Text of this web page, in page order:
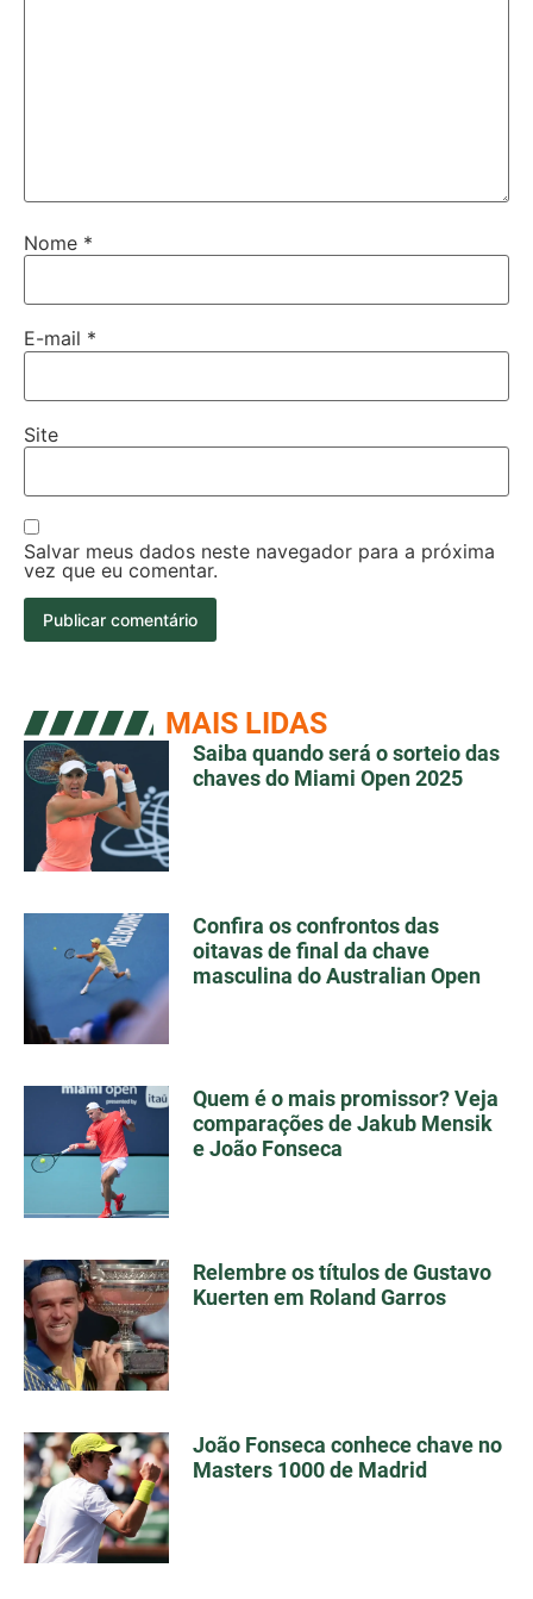
Nome *
E-mail *
Site
Salvar meus dados neste navegador para a próxima
vez que eu comentar.
MAIS LIDAS
Saiba quando será o sorteio das
chaves do Miami Open 2025
Confira os confrontos das
oitavas de final da chave
masculina do Australian Open
Quem é o mais promissor? Veja
comparações de Jakub Mensik
e João Fonseca
Relembre os títulos de Gustavo
Kuerten em Roland Garros
João Fonseca conhece chave no
Masters 1000 de Madrid